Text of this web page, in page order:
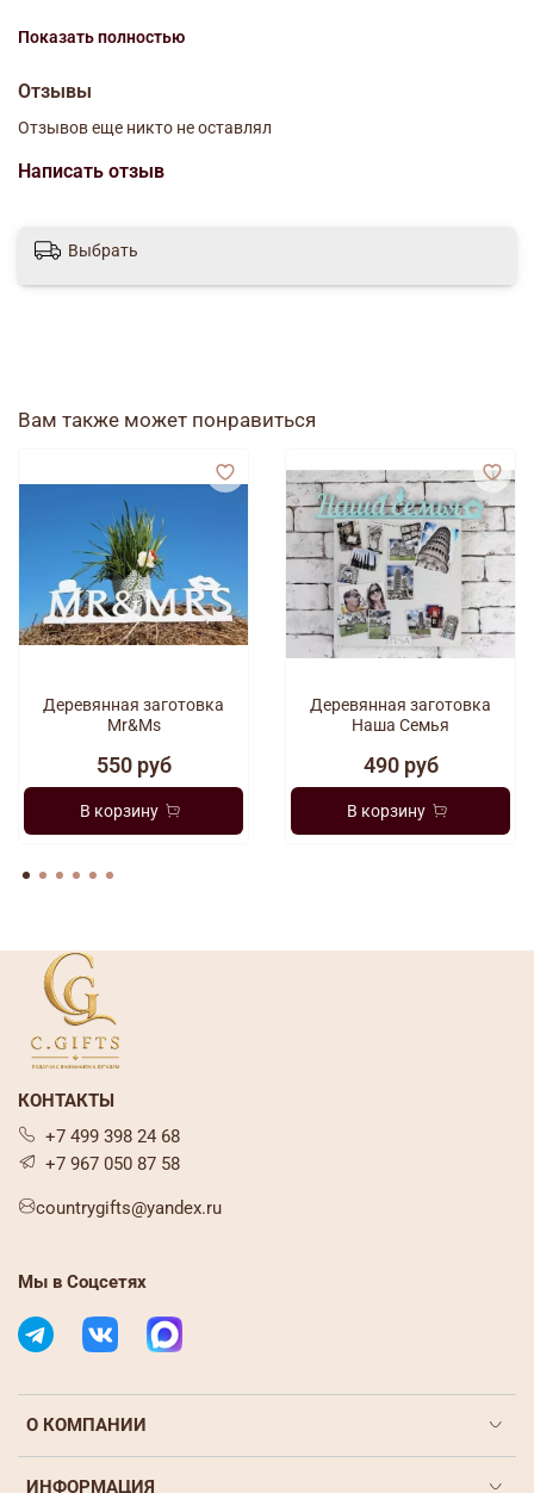
можете использовать краску, блёстки, бумагу, ткань, ленты, пряжу
Показать полностью
Отзывы
Отзывов еще никто не оставлял
Написать отзыв
Выбрать
Вам также может понравиться
Деревянная заготовка
Mr&Ms
550 руб
В корзину
Деревянная заготовка
Наша Семья
490 руб
В корзину
О КОМПАНИИ
ИНФОРМАЦИЯ
КОНТАКТЫ
+7 499 398 24 68
+7 967 050 87 58
countrygifts@yandex.ru
Мы в Соцсетях